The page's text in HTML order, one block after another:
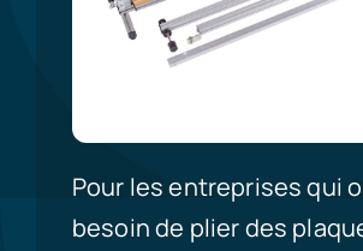
Pour les entreprises qui
besoin de plier des